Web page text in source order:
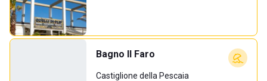
Bagno Il Faro
Castiglione della Pescaia